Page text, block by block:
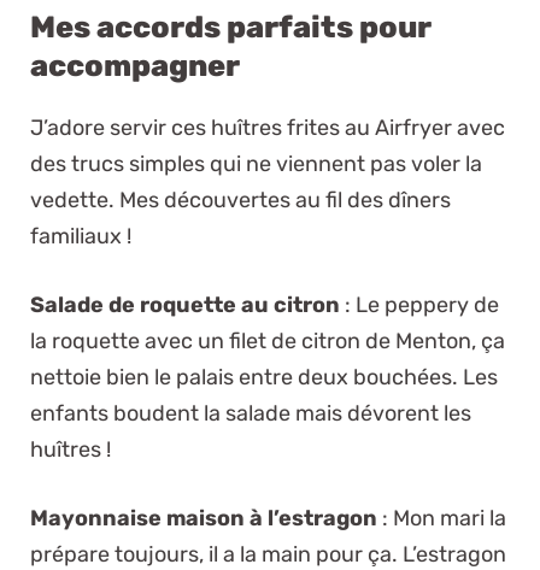
Mes accords parfaits pour
accompagner
J’adore servir ces huîtres frites au Airfryer avec
des trucs simples qui ne viennent pas voler la
vedette. Mes découvertes au fil des dîners
familiaux !
Salade de roquette au citron : Le peppery de
la roquette avec un filet de citron de Menton, ça
nettoie bien le palais entre deux bouchées. Les
enfants boudent la salade mais dévorent les
huîtres !
Mayonnaise maison à l’estragon : Mon mari la
prépare toujours, il a la main pour ça. L’estragon